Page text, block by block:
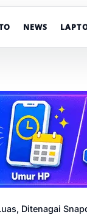
NEWS
Ditenagai